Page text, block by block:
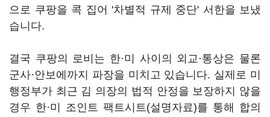
으로 쿠팡을 콕 집어 '차별적 규제 중단' 서한을 보냈
습니다.
결국 쿠팡의 로비는 한·미 사이의 외교·통상은 물론
군사·안보에까지 파장을 미치고 있습니다. 실제로 미
행정부가 최근 김 의장의 법적 안정을 보장하지 않을
경우 한·미 조인트 팩트시트(설명자료)를 통해 합의